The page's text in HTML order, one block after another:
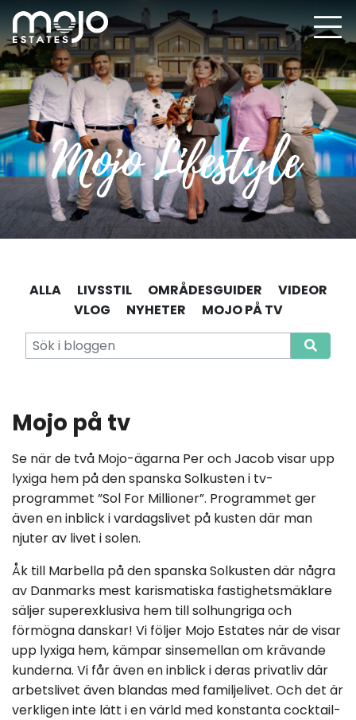
ALLA LIVSSTIL OMRÅDESGUIDER
VIDEOR
VLOG
NYHETER MOJO PÅ TV
Mojo på tv
Se när de två Mojo-ägarna Per och Jacob visar upp
lyxiga hem på den spanska Solkusten i tv-
programmet ”Sol For Millioner”. Programmet ger
även en inblick i vardagslivet på kusten där man
njuter av livet i solen.
Åk till Marbella på den spanska Solkusten där några
av Danmarks mest karismatiska fastighetsmäklare
säljer superexklusiva hem till solhungriga och
förmögna danskar! Vi följer Mojo Estates när de visar
upp lyxiga hem, kämpar sinsemellan om krävande
kunderna. Vi får även en inblick i deras privatliv där
arbetslivet även blandas med familjelivet. Och det är
verkligen inte lätt i en värld med konstanta cocktail-